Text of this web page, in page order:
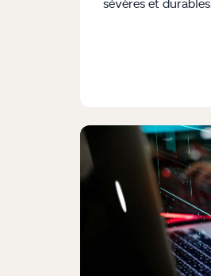
sévères et durables.